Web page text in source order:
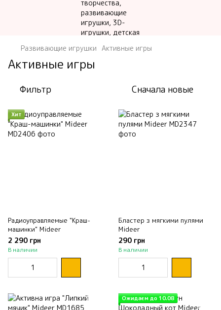
Развивающие игрушки Активные игры
Активные игры
Фильтр Сначала новые
Хит
Радиоуправляемые "Краш-
машинки" Mideer
2 290 грн
В наличии
Бластер з мягкими пулями
Mideer
290 грн
В наличии
Ожидаєм до 10.08